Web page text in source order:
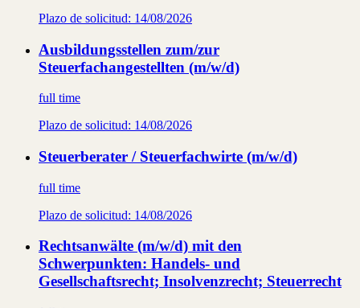
Plazo de solicitud: 14/08/2026
Ausbildungsstellen zum/zur
Steuerfachangestellten (m/w/d)
full time
Plazo de solicitud: 14/08/2026
Steuerberater / Steuerfachwirte (m/w/d)
full time
Plazo de solicitud: 14/08/2026
Rechtsanwälte (m/w/d) mit den
Schwerpunkten: Handels- und
Gesellschaftsrecht; Insolvenzrecht; Steuerrecht